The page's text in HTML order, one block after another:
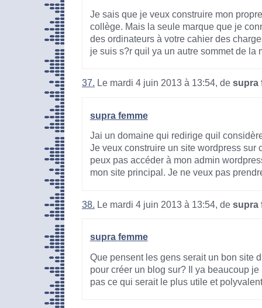
Je sais que je veux construire mon
collège. Mais la seule marque que je
des ordinateurs à votre cahier des
je suis s?r quil ya un autre sommet de la
37. Le mardi 4 juin 2013 à 13:54, de supra
supra femme
Jai un domaine qui redirige quil
Je veux construire un site wordpress sur
peux pas accéder à mon admin
mon site principal. Je ne veux pas
38. Le mardi 4 juin 2013 à 13:54, de supra
supra femme
Que pensent les gens serait un bon site
pour créer un blog sur? Il ya beaucoup
pas ce qui serait le plus utile et